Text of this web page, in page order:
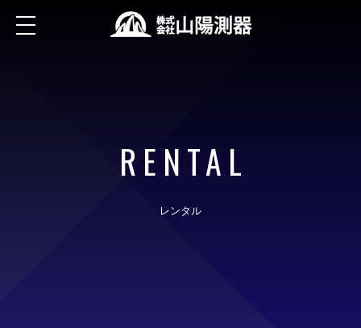
RENTAL
レンタル